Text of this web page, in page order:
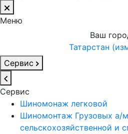
Меню
Ваш
Татарстан
Сервис
Сервис
Шиномонаж легковой
Шиномонтаж Грузовых а/
сельскохозяйственной и